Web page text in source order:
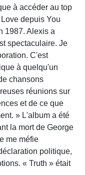
à accéder au top
depuis You
1987. Alexis a
spectaculaire. Je
C'est
à quelqu'un
chansons
réunions sur
et de ce que
» L'album a été
la mort de George
me méfie
politique,
« Truth » était